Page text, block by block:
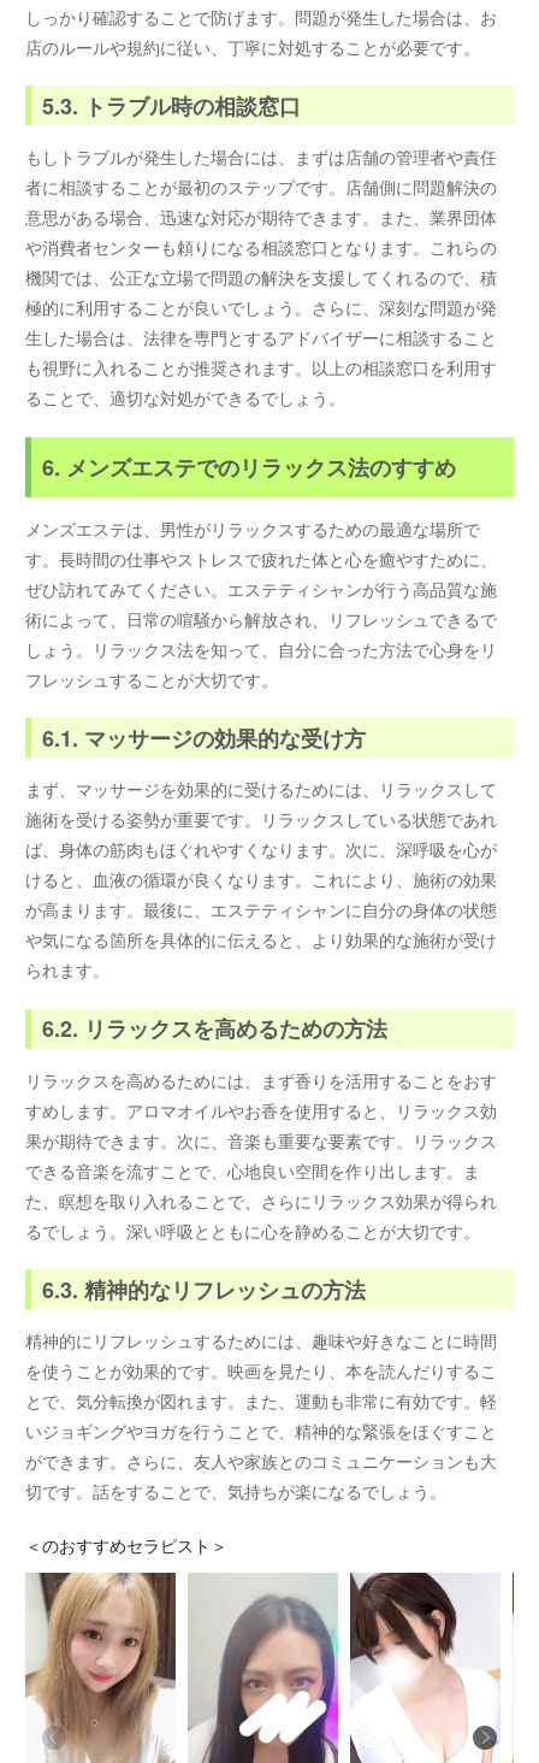
しっかり確認することで防げます。問題が発生した場合は、お
店のルールや規約に従い、丁寧に対処することが必要です。
5.3. トラブル時の相談窓口
もしトラブルが発生した場合には、まずは店舗の管理者や責任
者に相談することが最初のステップです。店舗側に問題解決の
意思がある場合、迅速な対応が期待できます。また、業界団体
や消費者センターも頼りになる相談窓口となります。これらの
機関では、公正な立場で問題の解決を支援してくれるので、積
極的に利用することが良いでしょう。さらに、深刻な問題が発
生した場合は、法律を専門とするアドバイザーに相談すること
も視野に入れることが推奨されます。以上の相談窓口を利用す
ることで、適切な対処ができるでしょう。
6. メンズエステでのリラックス法のすすめ
メンズエステは、男性がリラックスするための最適な場所で
す。長時間の仕事やストレスで疲れた体と心を癒やすために、
ぜひ訪れてみてください。エステティシャンが行う高品質な施
術によって、日常の喧騒から解放され、リフレッシュできるで
しょう。リラックス法を知って、自分に合った方法で心身をリ
フレッシュすることが大切です。
6.1. マッサージの効果的な受け方
まず、マッサージを効果的に受けるためには、リラックスして
施術を受ける姿勢が重要です。リラックスしている状態であれ
ば、身体の筋肉もほぐれやすくなります。次に、深呼吸を心が
けると、血液の循環が良くなります。これにより、施術の効果
が高まります。最後に、エステティシャンに自分の身体の状態
や気になる箇所を具体的に伝えると、より効果的な施術が受け
られます。
6.2. リラックスを高めるための方法
リラックスを高めるためには、まず香りを活用することをおす
すめします。アロマオイルやお香を使用すると、リラックス効
果が期待できます。次に、音楽も重要な要素です。リラックス
できる音楽を流すことで、心地良い空間を作り出します。ま
た、瞑想を取り入れることで、さらにリラックス効果が得られ
るでしょう。深い呼吸とともに心を静めることが大切です。
6.3. 精神的なリフレッシュの方法
精神的にリフレッシュするためには、趣味や好きなことに時間
を使うことが効果的です。映画を見たり、本を読んだりするこ
とで、気分転換が図れます。また、運動も非常に有効です。軽
いジョギングやヨガを行うことで、精神的な緊張をほぐすこと
ができます。さらに、友人や家族とのコミュニケーションも大
切です。話をすることで、気持ちが楽になるでしょう。
＜のおすすめセラピスト＞